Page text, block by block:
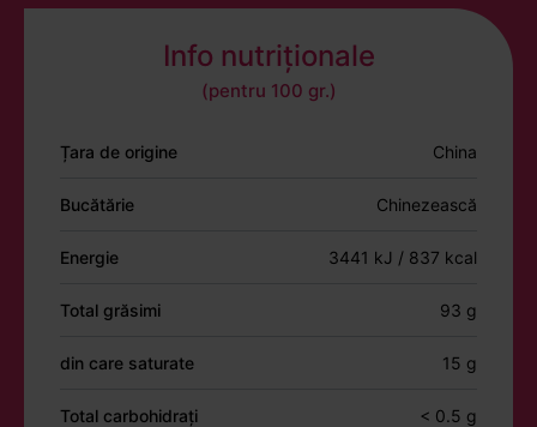
Info nutriționale
(pentru 100 gr.)
Țara de origine China
Bucătărie Chinezească
Energie 3441 kJ / 837 kcal
Total grăsimi 93 g
din care saturate 15 g
Total carbohidrați < 0.5 g